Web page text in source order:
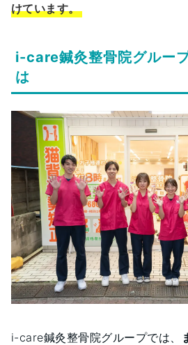
けています。
i-care鍼灸整骨院グルー
は
i-care鍼灸整骨院グループでは、